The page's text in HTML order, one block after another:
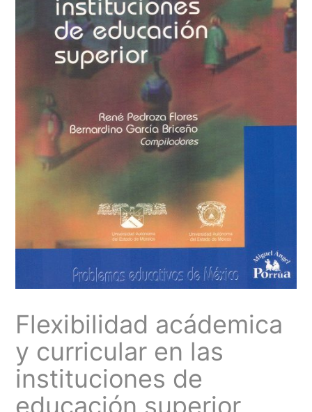
Flexibilidad acádemica
y curricular en las
instituciones de